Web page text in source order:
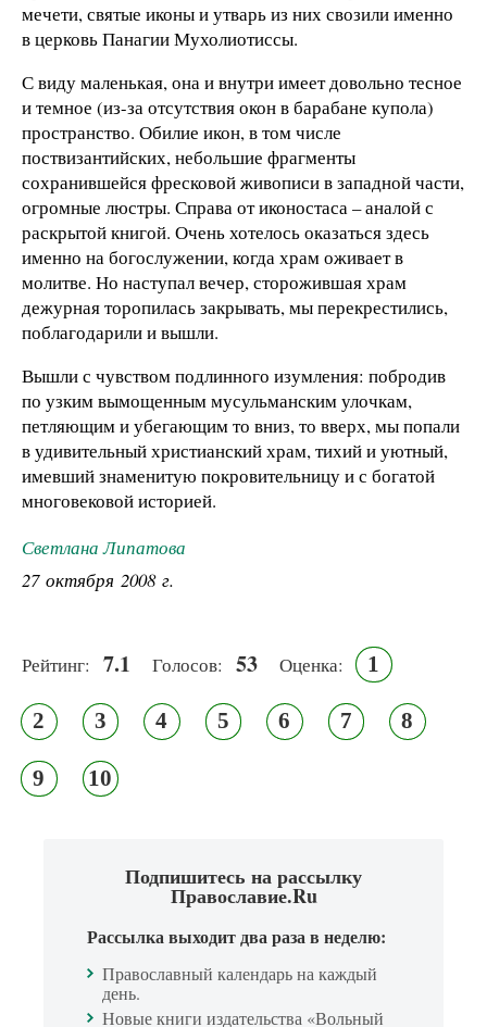
мечети, святые иконы и утварь из них свозили именно
в церковь Панагии Мухолиотиссы.
С виду маленькая, она и внутри имеет довольно тесное
и темное (из-за отсутствия окон в барабане купола)
пространство. Обилие икон, в том числе
поствизантийских, небольшие фрагменты
сохранившейся фресковой живописи в западной части,
огромные люстры. Справа от иконостаса – аналой с
раскрытой книгой. Очень хотелось оказаться здесь
именно на богослужении, когда храм оживает в
молитве. Но наступал вечер, сторожившая храм
дежурная торопилась закрывать, мы перекрестились,
поблагодарили и вышли.
Вышли с чувством подлинного изумления: побродив
по узким вымощенным мусульманским улочкам,
петляющим и убегающим то вниз, то вверх, мы попали
в удивительный христианский храм, тихий и уютный,
имевший знаменитую покровительницу и с богатой
многовековой историей.
Светлана Липатова
27 октября 2008 г.
Рейтинг: 7.1 Голосов: 53 Оценка: 1
2 3 4 5 6 7 8
9 10
Подпишитесь на рассылку
Православие.Ru
Рассылка выходит два раза в неделю:
Православный календарь на каждый
день.
Новые книги издательства «Вольный